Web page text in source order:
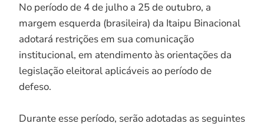
No período de 4 de julho a 25 de outubro, a
margem esquerda (brasileira) da Itaipu Binacional
adotará restrições em sua comunicação
institucional, em atendimento às orientações da
legislação eleitoral aplicáveis ao período de
defeso.
Durante esse período, serão adotadas as seguintes